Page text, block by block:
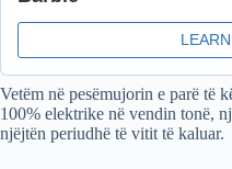
Vetëm në pesëmujorin e parë të
100% elektrike në vendin tonë,
njëjtën periudhë të vitit të kaluar.